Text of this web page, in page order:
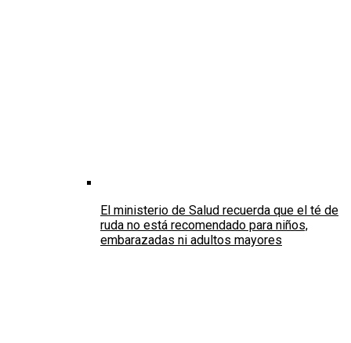
El ministerio de Salud recuerda que el té de
ruda no está recomendado para niños,
embarazadas ni adultos mayores